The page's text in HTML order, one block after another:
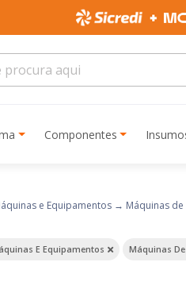
Componentes
e Equipamentos → Máquinas
E Equipamentos Máquinas